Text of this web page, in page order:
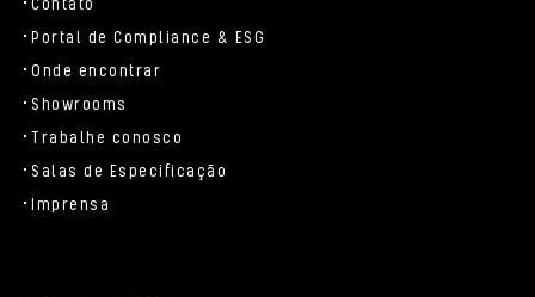
Contato
Portal de Compliance & ESG
Onde encontrar
Showrooms
Trabalhe conosco
Salas de Especificação
Imprensa